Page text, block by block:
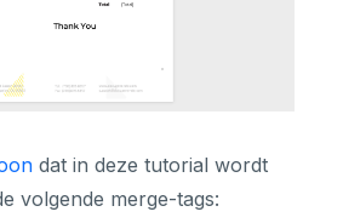
dat in deze tutorial wordt
volgende merge-tags: